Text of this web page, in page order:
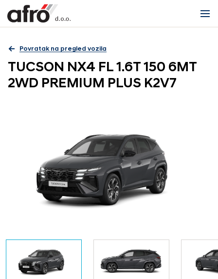
Povratak na pregled vozila
TUCSON NX4 FL 1.6T 150 6MT
2WD PREMIUM PLUS K2V7